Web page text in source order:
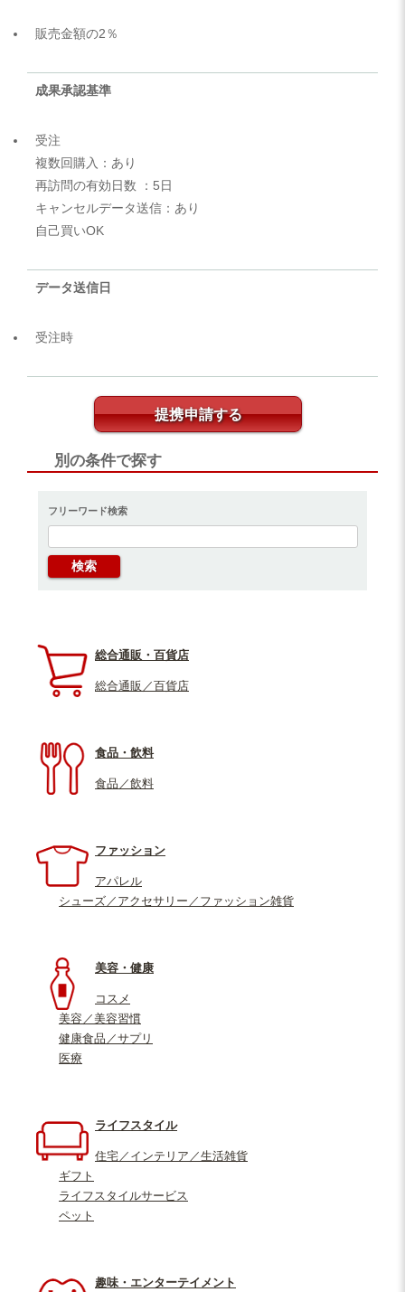
販売金額の2％
成果承認基準
受注
複数回購入：あり
再訪問の有効日数 ：5日
キャンセルデータ送信：あり
自己買いOK
データ送信日
受注時
提携申請する
別の条件で探す
フリーワード検索
総合通販・百貨店
総合通販／百貨店
食品・飲料
食品／飲料
ファッション
アパレル
シューズ／アクセサリー／ファッション雑貨
美容・健康
コスメ
美容／美容習慣
健康食品／サプリ
医療
ライフスタイル
住宅／インテリア／生活雑貨
ギフト
ライフスタイルサービス
ペット
趣味・エンターテイメント